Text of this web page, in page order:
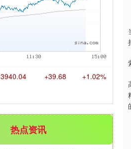
7877.80 +164.40 +2.13%
热点资讯